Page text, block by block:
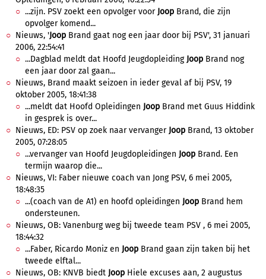
...zijn. PSV zoekt een opvolger voor Joop Brand, die zijn
opvolger komend...
Nieuws, 'Joop Brand gaat nog een jaar door bij PSV', 31 januari
2006, 22:54:41
...Dagblad meldt dat Hoofd Jeugdopleiding Joop Brand nog
een jaar door zal gaan...
Nieuws, Brand maakt seizoen in ieder geval af bij PSV, 19
oktober 2005, 18:41:38
...meldt dat Hoofd Opleidingen Joop Brand met Guus Hiddink
in gesprek is over...
Nieuws, ED: PSV op zoek naar vervanger Joop Brand, 13 oktober
2005, 07:28:05
...vervanger van Hoofd Jeugdopleidingen Joop Brand. Een
termijn waarop die...
Nieuws, VI: Faber nieuwe coach van Jong PSV, 6 mei 2005,
18:48:35
...(coach van de A1) en hoofd opleidingen Joop Brand hem
ondersteunen.
Nieuws, OB: Vanenburg weg bij tweede team PSV , 6 mei 2005,
18:44:32
...Faber, Ricardo Moniz en Joop Brand gaan zijn taken bij het
tweede elftal...
Nieuws, OB: KNVB biedt Joop Hiele excuses aan, 2 augustus